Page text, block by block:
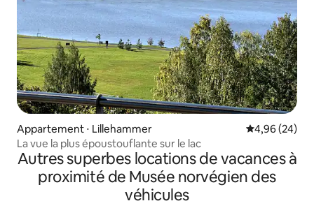
Appartement ⋅ Lillehammer Évaluation
4,96 (24)
La vue la plus époustouflante sur le lac
Autres superbes locations de vacances à
proximité de Musée norvégien des
véhicules